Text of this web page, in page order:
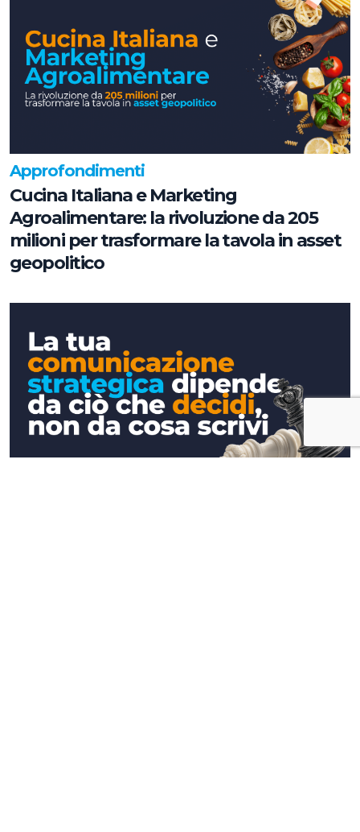
Approfondimenti
Cucina Italiana e Marketing
Agroalimentare: la rivoluzione da 205
milioni per trasformare la tavola in asset
geopolitico